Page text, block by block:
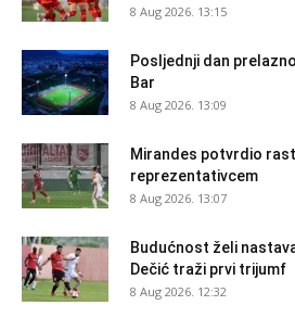
8 Aug 2026. 13:15
Posljednji dan
Bar
8 Aug 2026. 13:09
Mirandes potvrdio
reprezentativcem
8 Aug 2026. 13:07
Budućnost želi
Dečić traži prvi trijumf
8 Aug 2026. 12:32